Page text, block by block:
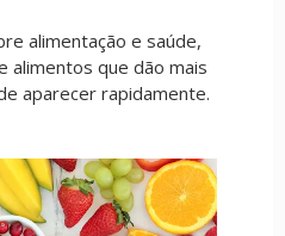
alimentação e saúde,
alimentos que dão mais
aparecer rapidamente.